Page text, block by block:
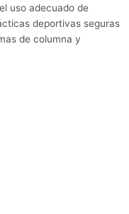
uso adecuado de
deportivas seguras
de columna y